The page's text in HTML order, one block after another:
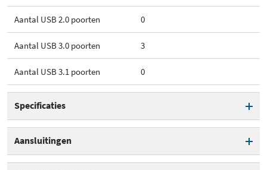
Aantal USB 2.0 poorten 0
Aantal USB 3.0 poorten 3
Aantal USB 3.1 poorten 0
Specificaties
Aansluitingen